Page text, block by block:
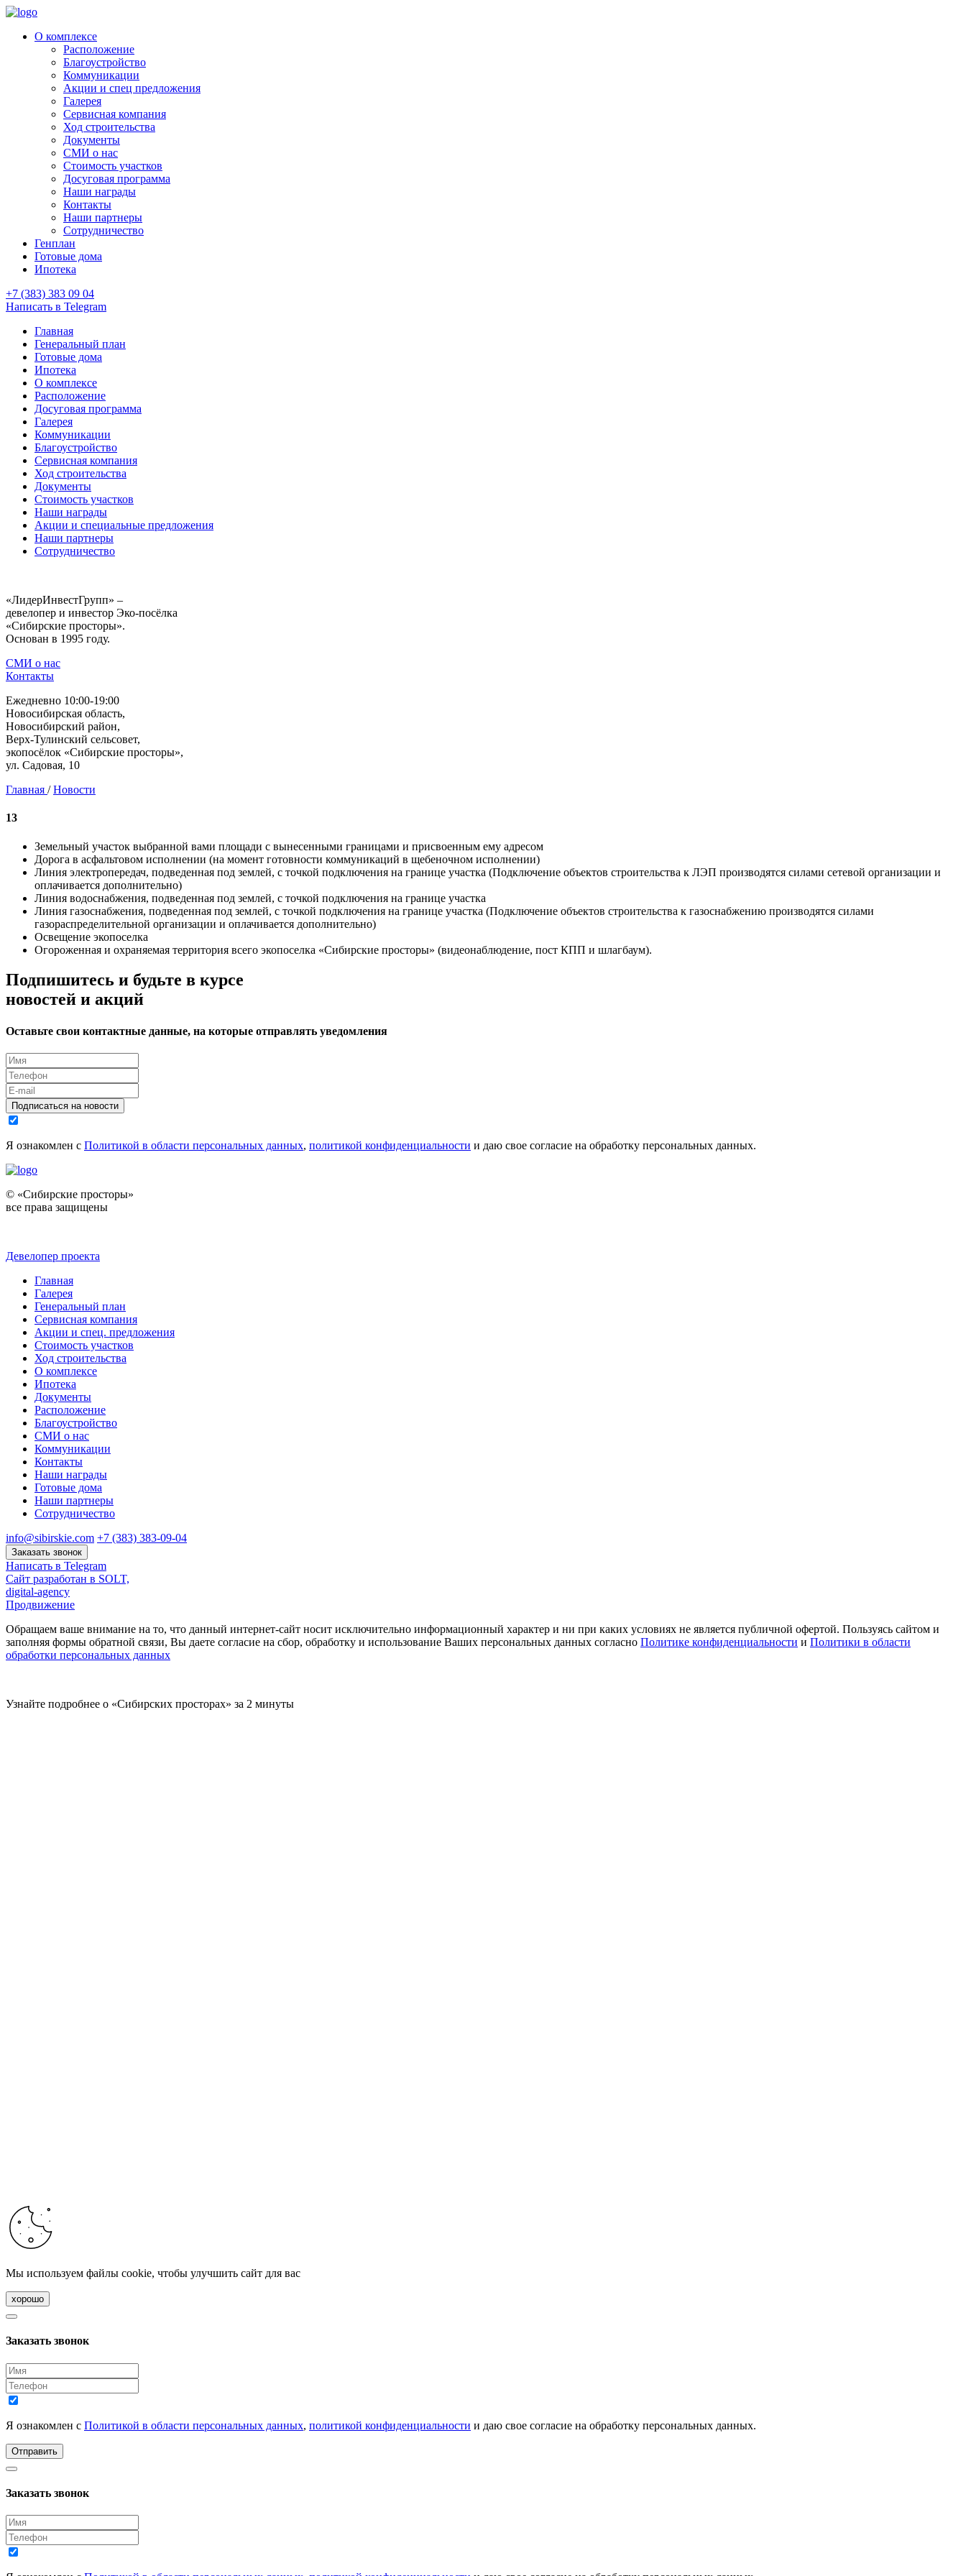
О комплексе
Расположение
Благоустройство
Коммуникации
Акции и спец предложения
Галерея
Сервисная компания
Ход строительства
Документы
СМИ о нас
Стоимость участков
Досуговая программа
Наши награды
Контакты
Наши партнеры
Сотрудничество
Генплан
Готовые дома
Ипотека
+7 (383) 383 09 04
Написать в Telegram
Главная
Генеральный план
Готовые дома
Ипотека
О комплексе
Расположение
Досуговая программа
Галерея
Коммуникации
Благоустройство
Сервисная компания
Ход строительства
Документы
Стоимость участков
Наши награды
Акции и специальные предложения
Наши партнеры
Сотрудничество
«ЛидерИнвестГрупп» –
девелопер и инвестор Эко-посёлка
«Сибирские просторы».
Основан в 1995 году.
СМИ о нас
Контакты
Ежедневно 10:00-19:00
Новосибирская область,
Новосибирский район,
Верх-Тулинский сельсовет,
экопосёлок «Сибирские просторы»,
ул. Садовая, 10
Главная / Новости
13
Земельный участок выбранной вами площади с вынесенными границами и присвоенным ему адресом
Дорога в асфальтовом исполнении (на момент готовности коммуникаций в щебеночном исполнении)
Линия электропередач, подведенная под землей, с точкой подключения на границе участка (Подключение объектов строительства к ЛЭП производятся силами сетевой организации и
оплачивается дополнительно)
Линия водоснабжения, подведенная под землей, с точкой подключения на границе участка
Линия газоснабжения, подведенная под землей, с точкой подключения на границе участка (Подключение объектов строительства к газоснабжению производятся силами
газораспределительной организации и оплачивается дополнительно)
Освещение экопоселка
Огороженная и охраняемая территория всего экопоселка «Сибирские просторы» (видеонаблюдение, пост КПП и шлагбаум).
Подпишитесь и будьте в курсе
новостей и акций
Оставьте свои контактные данные, на которые отправлять уведомления
Подписаться на новости
Я ознакомлен с Политикой в области персональных данных, политикой конфиденциальности и даю свое согласие на обработку персональных данных.
© «Сибирские просторы»
все права защищены
Девелопер проекта
Главная
Галерея
Генеральный план
Сервисная компания
Акции и спец. предложения
Стоимость участков
Ход строительства
О комплексе
Ипотека
Документы
Расположение
Благоустройство
СМИ о нас
Коммуникации
Контакты
Наши награды
Готовые дома
Наши партнеры
Сотрудничество
info@sibirskie.com +7 (383) 383-09-04
Заказать звонок
Написать в Telegram
Сайт разработан в SOLT,
digital-agency
Продвижение
Обращаем ваше внимание на то, что данный интернет-сайт носит исключительно информационный характер и ни при каких условиях не является публичной офертой. Пользуясь сайтом и
заполняя формы обратной связи, Вы даете согласие на сбор, обработку и использование Ваших персональных данных согласно Политике конфиденциальности и Политики в области
обработки персональных данных
Узнайте подробнее о «Сибирских просторах» за 2 минуты
Мы используем файлы cookie, чтобы улучшить сайт для вас
хорошо
Заказать звонок
Я ознакомлен с Политикой в области персональных данных, политикой конфиденциальности и даю свое согласие на обработку персональных данных.
Отправить
Заказать звонок